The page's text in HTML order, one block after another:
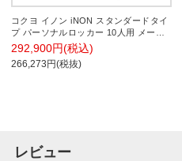
コクヨ イノン iNON スタンダードタイ
プ パーソナルロッカー 10人用 メール
穴あり 庫内仕切りSタイプ ダイヤルロ
ック ホワイト 幅900×奥行450×高さ
1910mm
292,900円(税込)
266,273円(税抜)
レビュー